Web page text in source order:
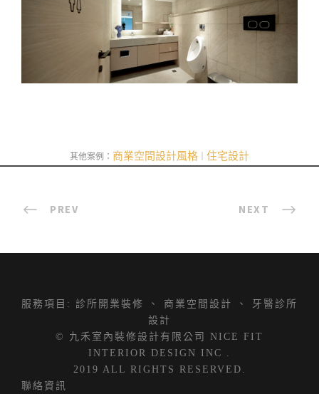
其他案例： 商業空間設計風格 住宅設計
PREV NEXT
服務項目: 診所開業裝修 、 商業空間設計 、
牙醫診所
設計
© 九禾室內裝修設計有限公司 NICE FIT
INTERIOR DESIGN INC .
2019 ALL RIGHTS RESERVED.
聯絡資訊